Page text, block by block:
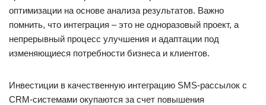
оптимизации на основе анализа результатов. Важно
помнить, что интеграция – это не одноразовый проект, а
непрерывный процесс улучшения и адаптации под
изменяющиеся потребности бизнеса и клиентов.
Инвестиции в качественную интеграцию SMS-рассылок с
CRM-системами окупаются за счет повышения